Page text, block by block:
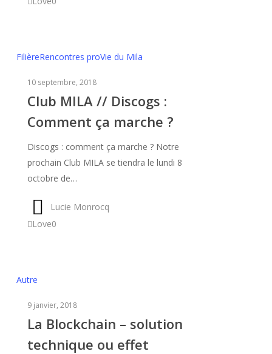
Club
Discogs
marche
FilièreRencontres proVie du Mila
10 septembre, 2018
Club MILA // Discogs :
Comment ça marche ?
Discogs : comment ça marche ? Notre
prochain Club MILA se tiendra le lundi 8
octobre de…
Lucie Monrocq
Love0
La
solution
technique
Autre
9 janvier, 2018
La Blockchain – solution
technique ou effet